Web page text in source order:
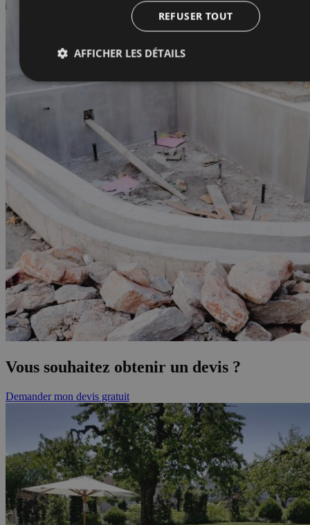
Vous souhaitez obtenir un devis ?
Demander mon devis gratuit
REFUSER TOUT
AFFICHER LES DÉTAILS